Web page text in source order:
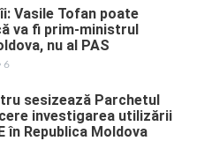
Vasile Tofan poate
va fi prim-ministrul
nu al PAS
6
sesizează Parchetul
investigarea utilizării
în Republica Moldova